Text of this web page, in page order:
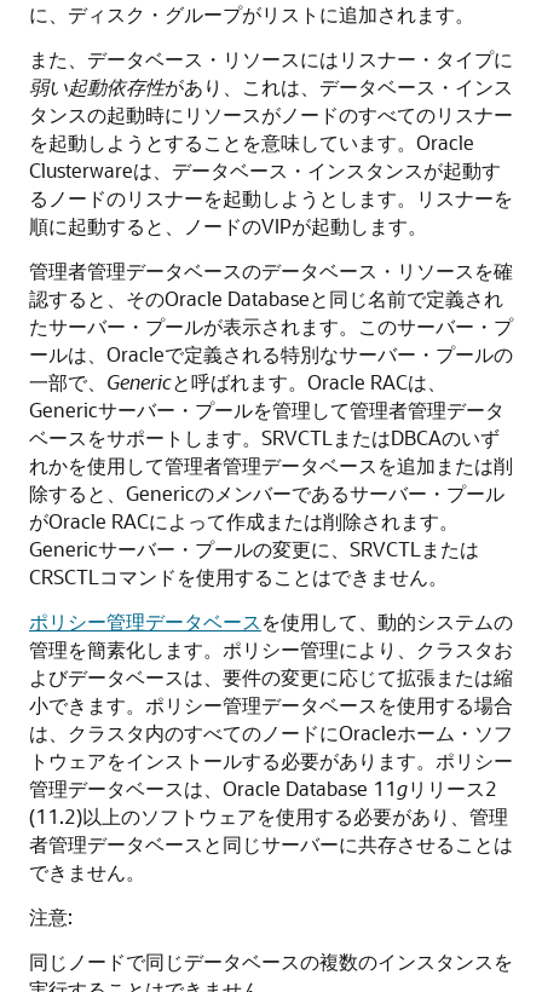
に、ディスク・グループがリストに追加されます。
また、データベース・リソースにはリスナー・タイプに
弱い起動依存性があり、これは、データベース・インス
タンスの起動時にリソースがノードのすべてのリスナー
を起動しようとすることを意味しています。Oracle
Clusterwareは、データベース・インスタンスが起動す
るノードのリスナーを起動しようとします。リスナーを
順に起動すると、ノードのVIPが起動します。
管理者管理データベースのデータベース・リソースを確
認すると、そのOracle Databaseと同じ名前で定義され
たサーバー・プールが表示されます。このサーバー・プ
ールは、Oracleで定義される特別なサーバー・プールの
一部で、 Genericと呼ばれます。Oracle RACは、
Genericサーバー・プールを管理して管理者管理データ
ベースをサポートします。SRVCTLまたはDBCAのいず
れかを使用して管理者管理データベースを追加または削
除すると、Genericのメンバーであるサーバー・プール
がOracle RACによって作成または削除されます。
Genericサーバー・プールの変更に、SRVCTLまたは
CRSCTLコマンドを使用することはできません。
ポリシー管理データベースを使用して、動的システムの
管理を簡素化します。ポリシー管理により、クラスタお
よびデータベースは、要件の変更に応じて拡張または縮
小できます。ポリシー管理データベースを使用する場合
は、クラスタ内のすべてのノードにOracleホーム・ソフ
トウェアをインストールする必要があります。ポリシー
管理データベースは、Oracle Database 11gリリース2
(11.2)以上のソフトウェアを使用する必要があり、管理
者管理データベースと同じサーバーに共存させることは
できません。
注意:
同じノードで同じデータベースの複数のインスタンスを